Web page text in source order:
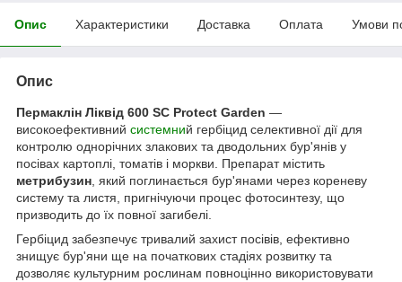
Опис Характеристики Доставка Оплата Умови
Опис
Пермаклін Ліквід 600 SC Protect Garden —
високоефективний системний гербіцид селективної дії для
контролю однорічних злакових та дводольних бур'янів у
посівах картоплі, томатів і моркви. Препарат містить
метрибузин , який поглинається бур'янами через кореневу
систему та листя, пригнічуючи процес фотосинтезу, що
призводить до їх повної загибелі.
Гербіцид забезпечує тривалий захист посівів, ефективно
знищує бур'яни ще на початкових стадіях розвитку та
дозволяє культурним рослинам повноцінно використовувати